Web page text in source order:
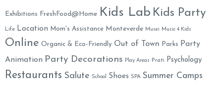
Exhibitions FreshFood@Home Kids Lab Kids Party
Life Location Mom's Assistance Monteverde Musei Music 4 Kids
Online Organic & Eco-Friendly Out of Town Parks
Party
Animation Party Decorations Play Areas Prati Psychology
Restaurants Salute School Shoes SPA Summer Camps